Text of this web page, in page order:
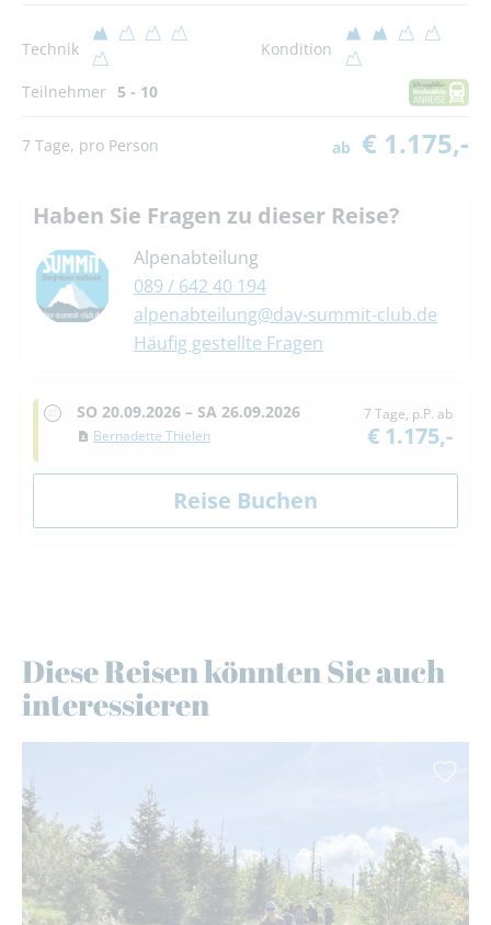
Technik Kondition
Teilnehmer 5 - 10
7 Tage, pro Person ab € 1.175,-
Haben Sie Fragen zu dieser Reise?
Alpenabteilung
089 / 642 40 194
alpenabteilung@dav-summit-club.de
Häufig gestellte Fragen
SO 20.09.2026 – SA 26.09.2026
Bernadette Thielen
7 Tage, p.P. ab
€ 1.175,-
Diese Reisen könnten Sie auch
interessieren